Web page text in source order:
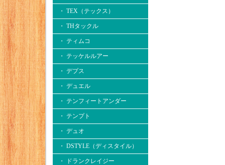
・ TEX（テックス）
・ THタックル
・ ティムコ
・ テッケルルアー
・ デプス
・ デュエル
・ テンフィートアンダー
・ テンプト
・ デュオ
・ DSTYLE（ディスタイル）
・ ドランクレイジー